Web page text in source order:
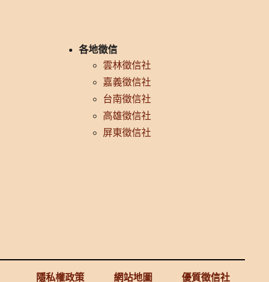
各地徵信
雲林徵信社
嘉義徵信社
台南徵信社
高雄徵信社
屏東徵信社
優質徵信社
網站地圖
隱私權政策